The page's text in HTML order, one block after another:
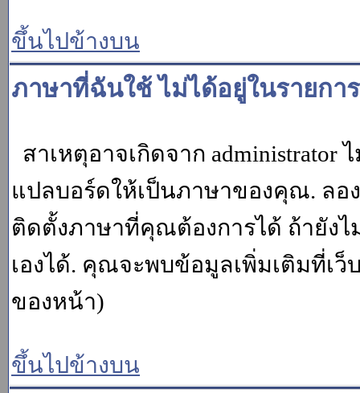
ขึ้นไปข้างบน
ภาษาที่ฉันใช้ ไม่ได้อยู่ในรายกา
สาเหตุอาจเกิดจาก
แปลบอร์ดให้เป็นภาษาของคุณ. ลอง
ติดตั้งภาษาที่คุณต้องการได้ ถ้ายัง
เองได้. คุณจะพบข้อมูลเพิ่มเติมที่เว็
ของหน้า)
ขึ้นไปข้างบน